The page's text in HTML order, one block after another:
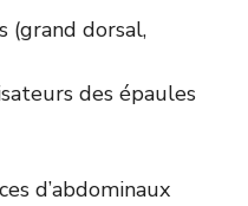
(grand dorsal,
des épaules
d’abdominaux